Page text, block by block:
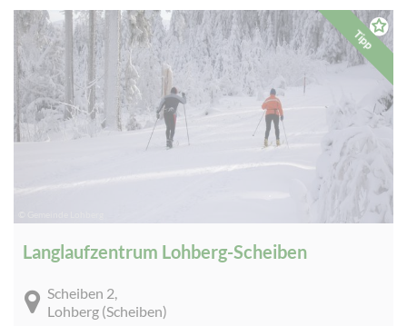
Tipp
Langlaufzentrum Lohberg-Scheiben
Scheiben 2,
Lohberg (Scheiben)